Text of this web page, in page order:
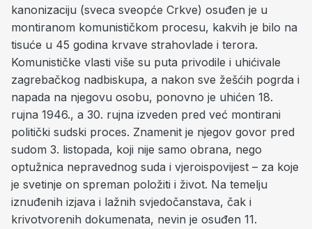
kanonizaciju (sveca sveopće Crkve) osuđen je u
montiranom komunističkom procesu, kakvih je bilo na
tisuće u 45 godina krvave strahovlade i terora.
Komunističke vlasti više su puta privodile i uhićivale
zagrebačkog nadbiskupa, a nakon sve žešćih pogrda i
napada na njegovu osobu, ponovno je uhićen 18.
rujna 1946., a 30. rujna izveden pred već montirani
politički sudski proces. Znamenit je njegov govor pred
sudom 3. listopada, koji nije samo obrana, nego
optužnica nepravednog suda i vjeroispovijest – za koje
je svetinje on spreman položiti i život. Na temelju
iznuđenih izjava i lažnih svjedočanstava, čak i
krivotvorenih dokumenata, nevin je osuđen 11.